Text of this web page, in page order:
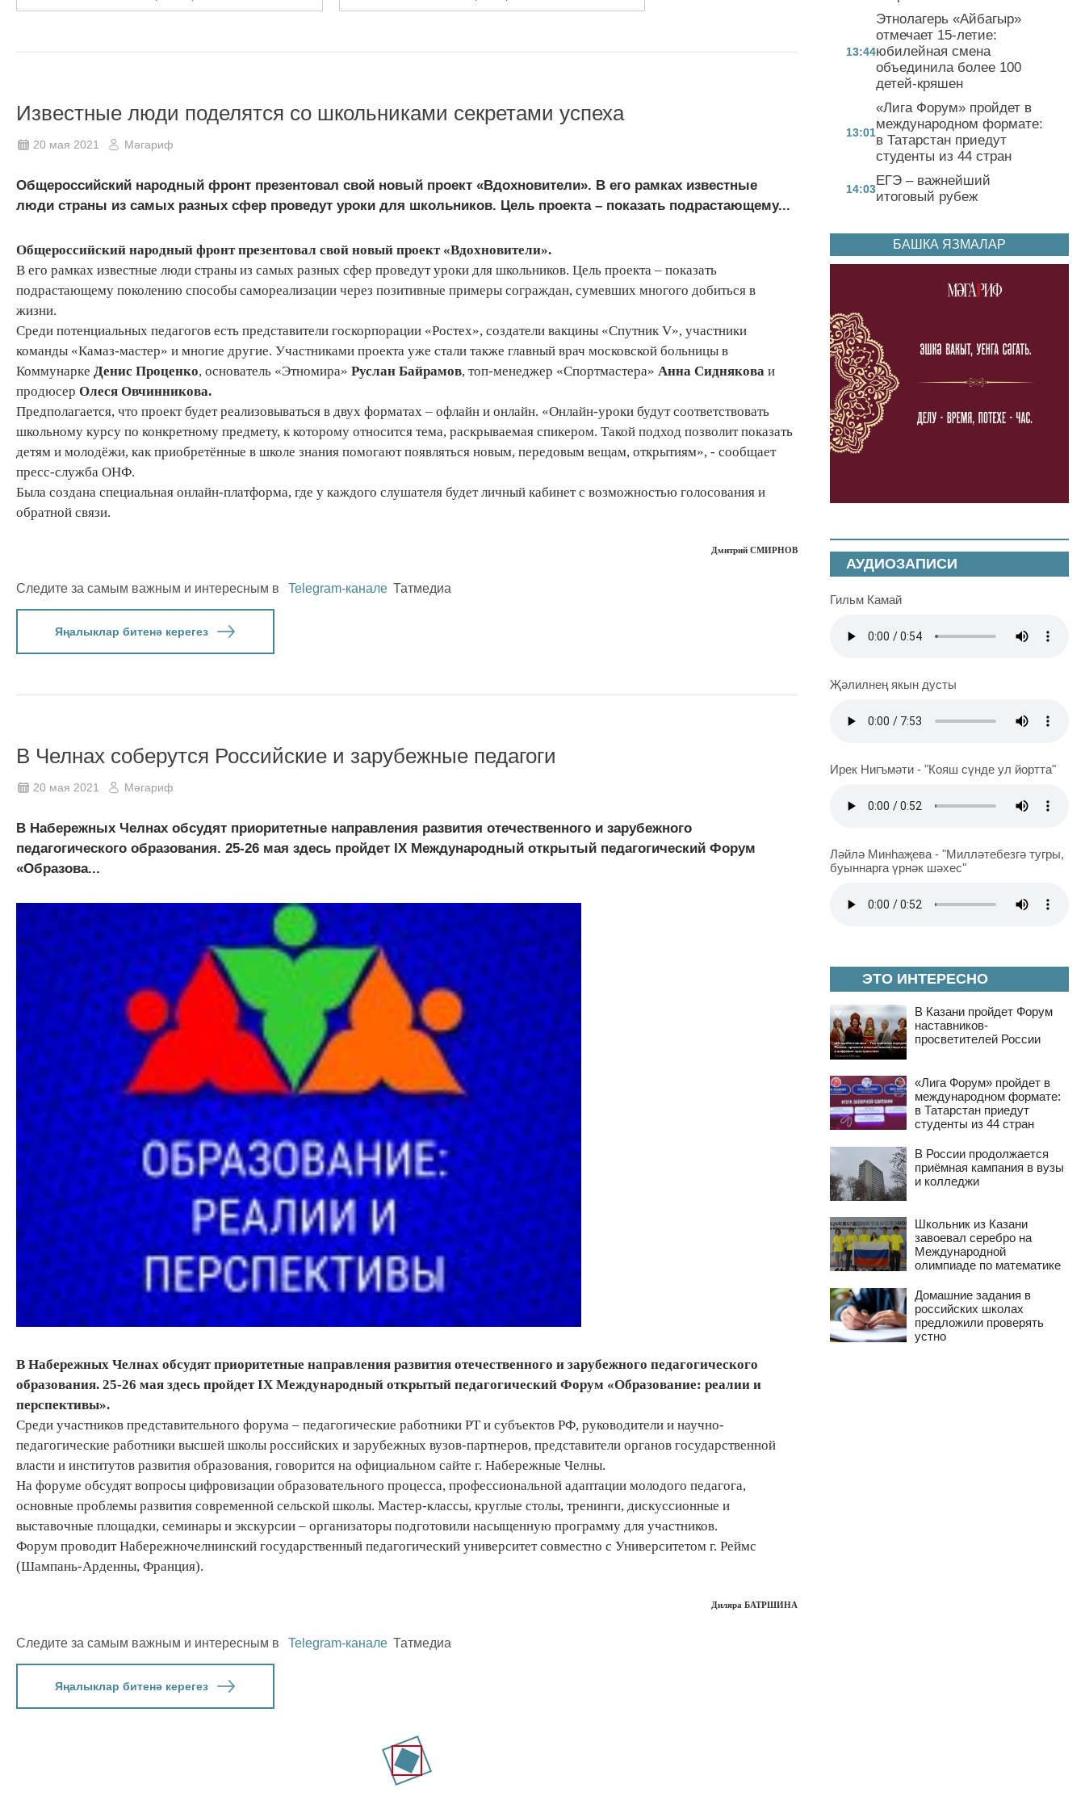
Известные люди поделятся со школьниками секретами успеха
20 мая 2021 Мәгариф
Общероссийский народный фронт презентовал свой новый проект «Вдохновители». В его рамках известные
люди страны из самых разных сфер проведут уроки для школьников. Цель проекта – показать подрастающему...
Общероссийский народный фронт презентовал свой новый проект «Вдохновители».
В его рамках известные люди страны из самых разных сфер проведут уроки для школьников. Цель проекта – показать
подрастающему поколению способы самореализации через позитивные примеры сограждан, сумевших многого добиться в
жизни.
Среди потенциальных педагогов есть представители госкорпорации «Ростех», создатели вакцины «Спутник V», участники
команды «Камаз-мастер» и многие другие. Участниками проекта уже стали также главный врач московской больницы в
Коммунарке Денис Проценко, основатель «Этномира» Руслан Байрамов, топ-менеджер «Спортмастера» Анна Сиднякова и
продюсер Олеся Овчинникова.
Предполагается, что проект будет реализовываться в двух форматах – офлайн и онлайн. «Онлайн-уроки будут соответствовать
школьному курсу по конкретному предмету, к которому относится тема, раскрываемая спикером. Такой подход позволит показать
детям и молодёжи, как приобретённые в школе знания помогают появляться новым, передовым вещам, открытиям», - сообщает
пресс-служба ОНФ.
Была создана специальная онлайн-платформа, где у каждого слушателя будет личный кабинет с возможностью голосования и
обратной связи.
Дмитрий СМИРНОВ
Следите за самым важным и интересным в Telegram-канале Татмедиа
Яңалыклар битенә керегез
В Челнах соберутся Российские и зарубежные педагоги
20 мая 2021 Мәгариф
В Набережных Челнах обсудят приоритетные направления развития отечественного и зарубежного
педагогического образования. 25-26 мая здесь пройдет IX Международный открытый педагогический Форум
«Образова...
В Набережных Челнах обсудят приоритетные направления развития отечественного и зарубежного педагогического
образования. 25-26 мая здесь пройдет IX Международный открытый педагогический Форум «Образование: реалии и
перспективы».
Среди участников представительного форума – педагогические работники РТ и субъектов РФ, руководители и научно-
педагогические работники высшей школы российских и зарубежных вузов-партнеров, представители органов государственной
власти и институтов развития образования, говорится на официальном сайте г. Набережные Челны.
На форуме обсудят вопросы цифровизации образовательного процесса, профессиональной адаптации молодого педагога,
основные проблемы развития современной сельской школы. Мастер-классы, круглые столы, тренинги, дискуссионные и
выставочные площадки, семинары и экскурсии – организаторы подготовили насыщенную программу для участников.
Форум проводит Набережночелнинский государственный педагогический университет совместно с Университетом г. Реймс
(Шампань-Арденны, Франция).
Диляра БАТРШИНА
Следите за самым важным и интересным в Telegram-канале Татмедиа
Яңалыклар битенә керегез
13:44
Этнолагерь «Айбагыр»
отмечает 15-летие:
юбилейная смена
объединила более 100
детей-кряшен
13:01
«Лига Форум» пройдет в
международном формате:
в Татарстан приедут
студенты из 44 стран
14:03
ЕГЭ – важнейший
итоговый рубеж
БАШКА ЯЗМАЛАР
ЭТО ИНТЕРЕСНО
В Казани пройдет Форум
наставников-
просветителей России
«Лига Форум» пройдет в
международном формате:
в Татарстан приедут
студенты из 44 стран
В России продолжается
приёмная кампания в вузы
и колледжи
Школьник из Казани
завоевал серебро на
Международной
олимпиаде по математике
Домашние задания в
российских школах
предложили проверять
устно
АУДИОЗАПИСИ
Гильм Камай
Җәлилнең якын дусты
Ирек Нигъмәти - "Кояш сүнде ул йортта"
Ләйлә Минһаҗева - "Милләтебезгә тугры,
буыннарга үрнәк шәхес"